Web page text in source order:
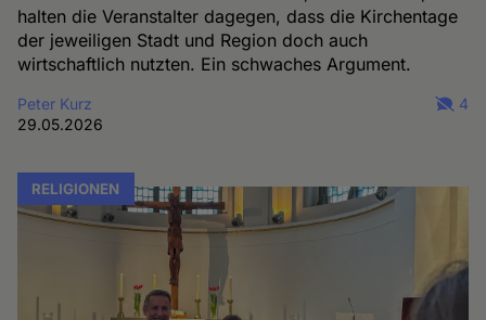
halten die Veranstalter dagegen, dass die Kirchentage
der jeweiligen Stadt und Region doch auch
wirtschaftlich nutzten. Ein schwaches Argument.
Peter Kurz
29.05.2026
4
RELIGIONEN